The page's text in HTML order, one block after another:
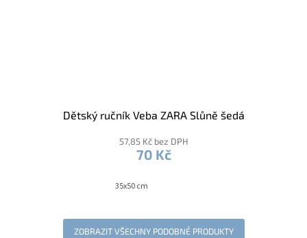
Dětský ručník Veba ZARA Slůně šedá
57,85 Kč bez DPH
70 Kč
35x50 cm
ZOBRAZIT VŠECHNY PODOBNÉ PRODUKTY